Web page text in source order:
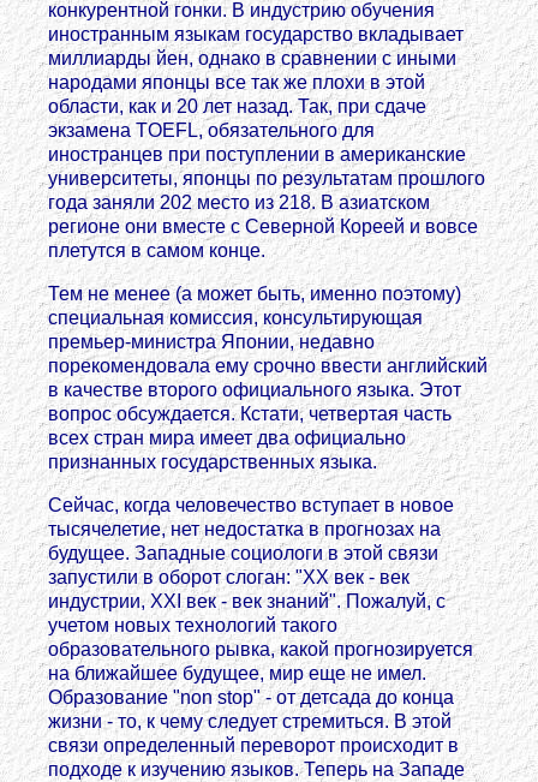
конкурентной гонки. В индустрию обучения
иностранным языкам государство вкладывает
миллиарды йен, однако в сравнении с иными
народами японцы все так же плохи в этой
области, как и 20 лет назад. Так, при сдаче
экзамена TOEFL, обязательного для
иностранцев при поступлении в американские
университеты, японцы по результатам прошлого
года заняли 202 место из 218. В азиатском
регионе они вместе с Северной Кореей и вовсе
плетутся в самом конце.
Тем не менее (а может быть, именно поэтому)
специальная комиссия, консультирующая
премьер-министра Японии, недавно
порекомендовала ему срочно ввести английский
в качестве второго официального языка. Этот
вопрос обсуждается. Кстати, четвертая часть
всех стран мира имеет два официально
признанных государственных языка.
Сейчас, когда человечество вступает в новое
тысячелетие, нет недостатка в прогнозах на
будущее. Западные социологи в этой связи
запустили в оборот слоган: "ХХ век - век
индустрии, ХХI век - век знаний". Пожалуй, с
учетом новых технологий такого
образовательного рывка, какой прогнозируется
на ближайшее будущее, мир еще не имел.
Образование "non stop" - от детсада до конца
жизни - то, к чему следует стремиться. В этой
связи определенный переворот происходит в
подходе к изучению языков. Теперь на Западе